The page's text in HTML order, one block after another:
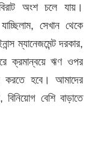
অংশ চলে যায়।
সেখান থেকে
ম্যানেজমেন্ট দরকার,
ক্রমান্বয়ে ঋণ ওপর
করতে হবে। আমাদের
বেশি বাড়াতে